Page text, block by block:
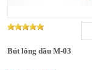
Bút lông dầu M-03